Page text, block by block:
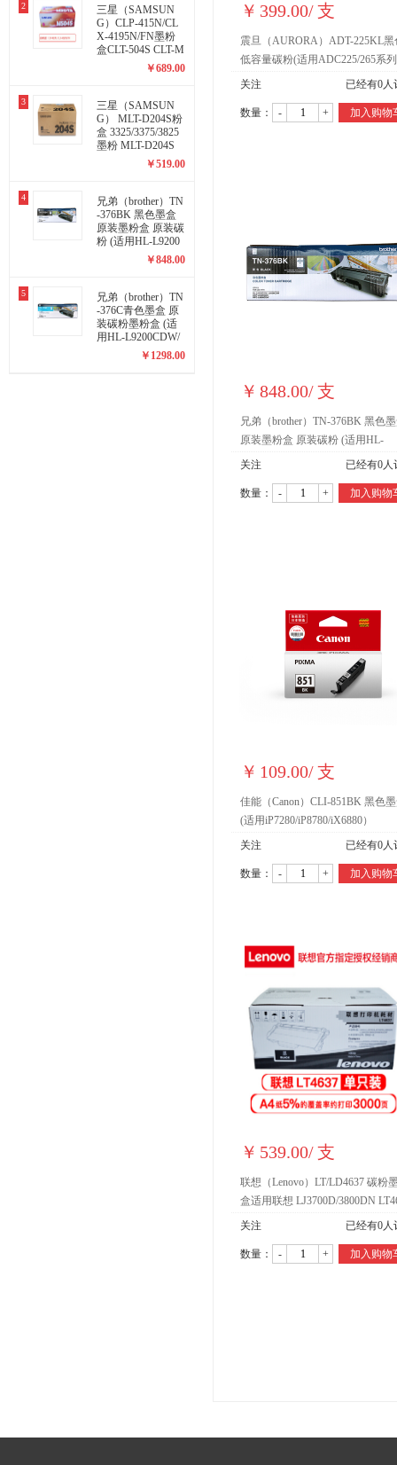
2
三星（SAMSUN
G）CLP-415N/CL
X-4195N/FN墨粉
盒CLT-504S CLT-M
￥689.00
3
三星（SAMSUN
G） MLT-D204S粉
盒 3325/3375/3825
墨粉 MLT-D204S
打印约3000页
￥519.00
4
兄弟（brother）TN
-376BK 黑色墨盒
原装墨粉盒 原装碳
粉 (适用HL-L9200
CDW/DCP-L8400C
￥848.00
5
兄弟（brother）TN
-376C青色墨盒 原
装碳粉墨粉盒 (适
用HL-L9200CDW/
DCP-L8400CDN机
￥ 1298.00
￥ 399.00/支
震旦（AURORA）ADT-225KL黑
低容量碳粉(适用ADC225/265系
型)约10000页
关注 已经有0人
数量： - + 加入购物
￥ 848.00/支
兄弟（brother）TN-376BK 黑色
原装墨粉盒 原装碳粉 (适用HL-
L9200CDW/DCP-L8400CDN机型)
关注 已经有0人
数量： - + 加入购物
￥ 109.00/支
佳能（Canon）CLI-851BK 黑色
(适用iP7280/iP8780/iX6880）
关注
已经有0人
数量： - + 加入购物
￥ 539.00/支
联想（Lenovo）LT/LD4637 碳粉
盒适用联想 LJ3700D/3800DN
黑色墨粉盒 墨盒 碳粉盒
关注 已经有0人
数量： - + 加入购物